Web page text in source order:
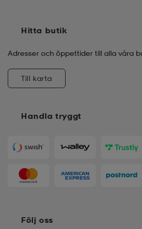
Handla tryggt
Hitta butik
Adresser och öppettider till alla våra
Till karta
Följ oss